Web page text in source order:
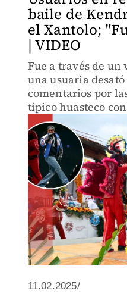
baile de
el Xantolo;
| VIDEO
Fue a través de
una usuaria
comentarios por
típico huasteco
presentada por el
show del Halftime.
11.02.2025/